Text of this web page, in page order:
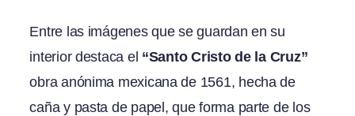
Entre las imágenes que se guardan en su
interior destaca el “Santo Cristo de la Cruz”
obra anónima mexicana de 1561, hecha de
caña y pasta de papel, que forma parte de los